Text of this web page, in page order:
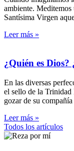
ambiente. Meditemos
Santísima Virgen
Leer más »
¿Quién es Dios?
En las diversas
el sello de la Trinidad
gozar de su
Leer más »
Todos los artículos